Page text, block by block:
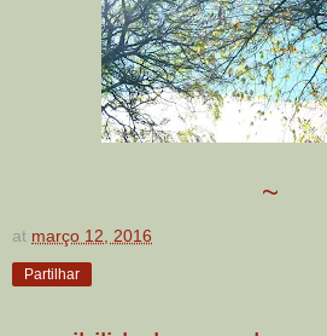
~
at março 12, 2016
Partilhar